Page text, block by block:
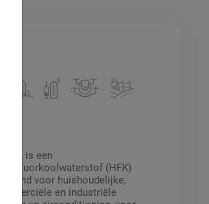
134a is een
(HFK)
voor huishoudelijke,
en industriële